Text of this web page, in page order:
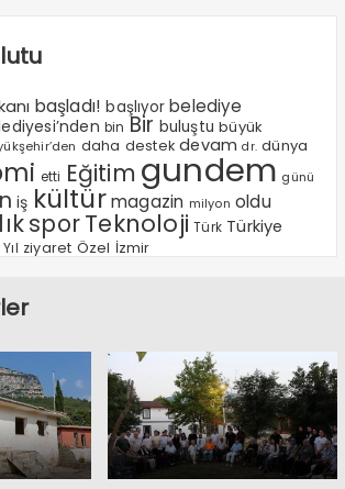
başladı! başlıyor belediye
bin Bir buluştu büyük
daha destek devam dr. dünya
etti Eğitim gundem günü
iş kültür magazin milyon oldu
sporTeknoloji Türk Türkiye
Yıl ziyaret Özel İzmir